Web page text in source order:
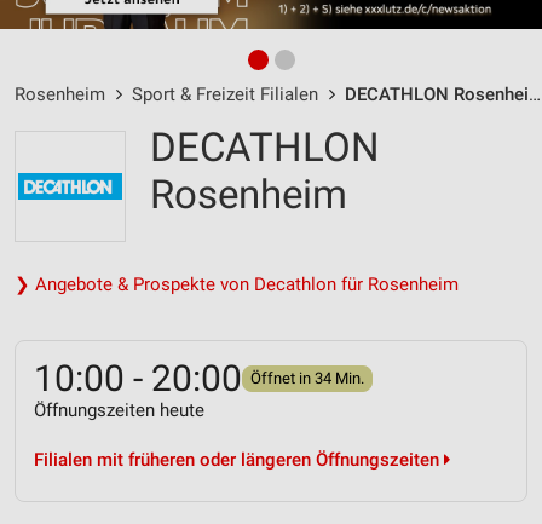
Rosenheim Sport & Freizeit Filialen DECATHLON Rosenheim / Grubholzer Strasse 1 - Öffnungszeiten & Adresse
DECATHLON
Rosenheim
❯ Angebote & Prospekte von Decathlon für Rosenheim
10:00 - 20:00 Öffnet in 34 Min.
Öffnungszeiten heute
Filialen mit früheren oder längeren Öffnungszeiten